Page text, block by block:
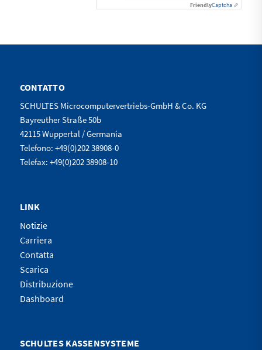
FriendlyCaptcha ⇗
CONTATTO
SCHULTES Microcomputervertriebs-GmbH & Co. KG
Bayreuther Straße 50b
42115 Wuppertal / Germania
Telefono: +49(0)202 38908-0
Telefax: +49(0)202 38908-10
LINK
Notizie
Carriera
Contatta
Scarica
Distribuzione
Dashboard
SCHULTES KASSENSYSTEME